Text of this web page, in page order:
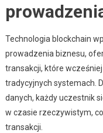
Technologia blockchain
prowadzenia biznesu,
transakcji, które
tradycyjnych systemach.
danych, każdy uczestnik
w czasie rzeczywistym,
transakcji.